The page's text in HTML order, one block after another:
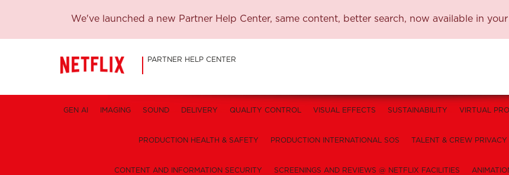
We've launched a new Partner Help Center, same content, better search, now available in
PARTNER HELP CENTER
GEN AI IMAGING SOUND DELIVERY QUALITY CONTROL VISUAL EFFECTS SUSTAINABILITY VIRTUAL
PRODUCTION HEALTH & SAFETY PRODUCTION INTERNATIONAL SOS TALENT & CREW PRIVACY
CONTENT AND INFORMATION SECURITY SCREENINGS AND REVIEWS @ NETFLIX FACILITIES